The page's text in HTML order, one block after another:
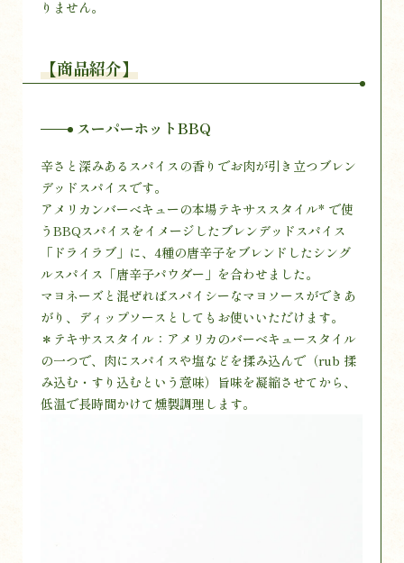
りません。
【商品紹介】
スーパーホットBBQ
辛さと深みあるスパイスの香りでお肉が引き立つブレン
デッドスパイスです。
アメリカンバーべキューの本場テキサススタイル* で使
うBBQスパイスをイメージしたブレンデッドスパイス
「ドライラブ」に、4種の唐辛子をブレンドしたシング
ルスパイス「唐辛子パウダー」を合わせました。
マヨネーズと混ぜればスパイシーなマヨソースができあ
がり、ディップソースとしてもお使いいただけます。
＊テキサススタイル：アメリカのバーベキュースタイル
の一つで、肉にスパイスや塩などを揉み込んで（rub 揉
み込む・すり込むという意味）旨味を凝縮させてから、
低温で長時間かけて燻製調理します。